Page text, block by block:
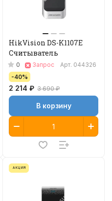
HikVision DS-K1107E
Считыватель
0 Запрос Арт. 044326
-40%
2 214 ₽ 3 690 ₽
В корзину
АКЦИЯ